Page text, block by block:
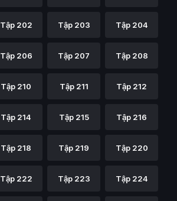
Tập 202 Tập 203 Tập 204
Tập 206 Tập 207 Tập 208
Tập 210 Tập 211 Tập 212
Tập 214 Tập 215 Tập 216
Tập 218 Tập 219 Tập 220
Tập 222 Tập 223 Tập 224